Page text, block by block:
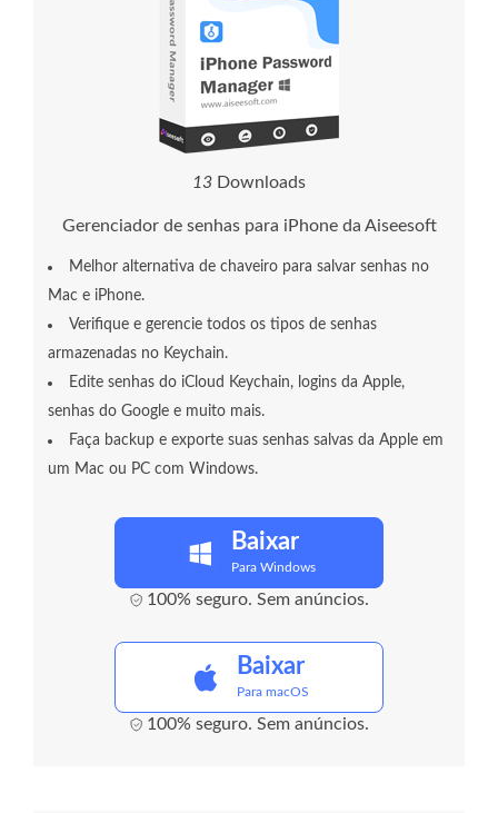
13 Downloads
Gerenciador de senhas para iPhone da Aiseesoft
Melhor alternativa de chaveiro para salvar senhas no
Mac e iPhone.
Verifique e gerencie todos os tipos de senhas
armazenadas no Keychain.
Edite senhas do iCloud Keychain, logins da Apple,
senhas do Google e muito mais.
Faça backup e exporte suas senhas salvas da Apple em
um Mac ou PC com Windows.
Baixar
Para Windows
100% seguro. Sem anúncios.
Baixar
Para macOS
100% seguro. Sem anúncios.